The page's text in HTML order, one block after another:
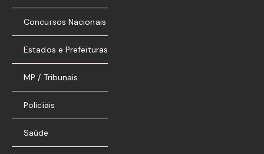
Concursos Nacionais
Estados e Prefeituras
MP / Tribunais
Policiais
Saúde